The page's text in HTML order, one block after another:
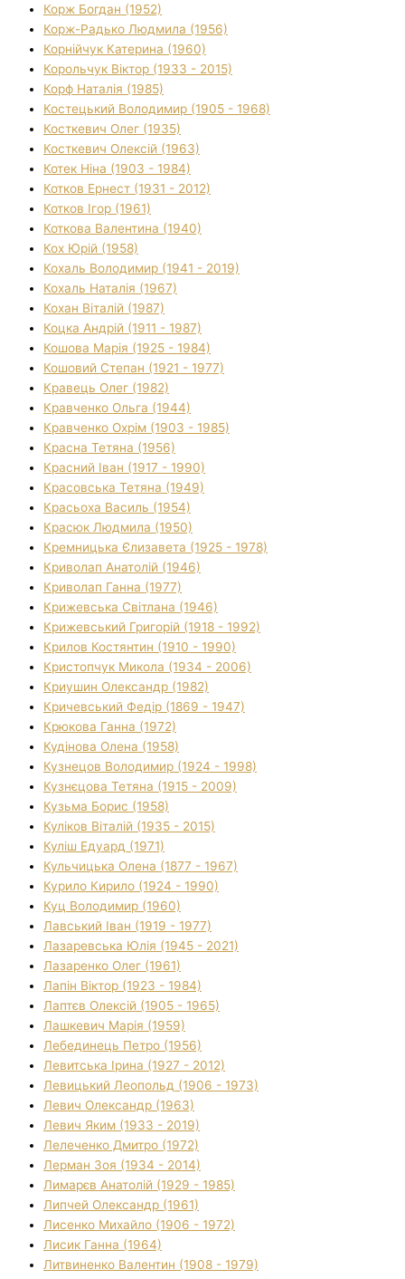
Корж Богдан (1952)
Корж-Радько Людмила (1956)
Корнійчук Катерина (1960)
Корольчук Віктор (1933 - 2015)
Корф Наталія (1985)
Костецький Володимир (1905 - 1968)
Косткевич Олег (1935)
Косткевич Олексій (1963)
Котек Ніна (1903 - 1984)
Котков Ернест (1931 - 2012)
Котков Ігор (1961)
Коткова Валентина (1940)
Кох Юрій (1958)
Кохаль Володимир (1941 - 2019)
Кохаль Наталія (1967)
Кохан Віталій (1987)
Коцка Андрій (1911 - 1987)
Кошова Марія (1925 - 1984)
Кошовий Степан (1921 - 1977)
Кравець Олег (1982)
Кравченко Ольга (1944)
Кравченко Охрім (1903 - 1985)
Красна Тетяна (1956)
Красний Іван (1917 - 1990)
Красовська Тетяна (1949)
Красьоха Василь (1954)
Красюк Людмила (1950)
Кремницька Єлизавета (1925 - 1978)
Криволап Анатолій (1946)
Криволап Ганна (1977)
Крижевська Світлана (1946)
Крижевський Григорій (1918 - 1992)
Крилов Костянтин (1910 - 1990)
Кристопчук Микола (1934 - 2006)
Криушин Олександр (1982)
Кричевський Федір (1869 - 1947)
Крюкова Ганна (1972)
Кудінова Олена (1958)
Кузнецов Володимир (1924 - 1998)
Кузнєцова Тетяна (1915 - 2009)
Кузьма Борис (1958)
Куліков Віталій (1935 - 2015)
Куліш Едуард (1971)
Кульчицька Олена (1877 - 1967)
Курило Кирило (1924 - 1990)
Куц Володимир (1960)
Лавський Іван (1919 - 1977)
Лазаревська Юлія (1945 - 2021)
Лазаренко Олег (1961)
Лапін Віктор (1923 - 1984)
Лаптєв Олексій (1905 - 1965)
Лашкевич Марія (1959)
Лебединець Петро (1956)
Левитська Ірина (1927 - 2012)
Левицький Леопольд (1906 - 1973)
Левич Олександр (1963)
Левич Яким (1933 - 2019)
Лелеченко Дмитро (1972)
Лерман Зоя (1934 - 2014)
Лимарєв Анатолій (1929 - 1985)
Липчей Олександр (1961)
Лисенко Михайло (1906 - 1972)
Лисик Ганна (1964)
Литвиненко Валентин (1908 - 1979)